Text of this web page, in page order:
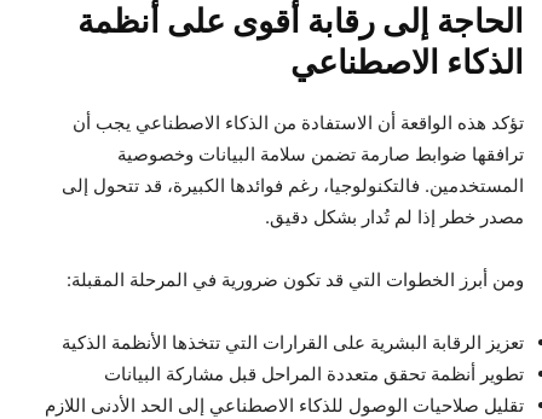
الحاجة إلى رقابة أقوى على أنظمة
الذكاء الاصطناعي
تؤكد هذه الواقعة أن الاستفادة من الذكاء الاصطناعي يجب أن
ترافقها ضوابط صارمة تضمن سلامة البيانات وخصوصية
المستخدمين. فالتكنولوجيا، رغم فوائدها الكبيرة، قد تتحول إلى
مصدر خطر إذا لم تُدار بشكل دقيق.
ومن أبرز الخطوات التي قد تكون ضرورية في المرحلة المقبلة:
تعزيز الرقابة البشرية على القرارات التي تتخذها الأنظمة الذكية
تطوير أنظمة تحقق متعددة المراحل قبل مشاركة البيانات
تقليل صلاحيات الوصول للذكاء الاصطناعي إلى الحد الأدنى اللازم